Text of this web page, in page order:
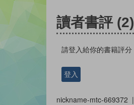
讀者書評 (2)
請登入給你的書籍評分
登入
nickname-mtc-669372 |